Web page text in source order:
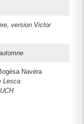
version Victor
Navèra
Lesca